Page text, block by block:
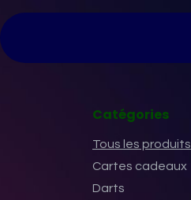
Se rendre au contenu
Catégories
Tous les produits
Cartes cadeaux
Darts